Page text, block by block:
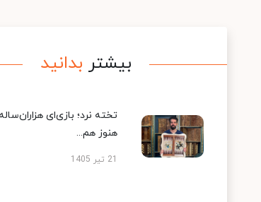
بیشتر بدانید
تخته نرد؛ بازی‌ای
هنوز هم...
21 تیر 1405